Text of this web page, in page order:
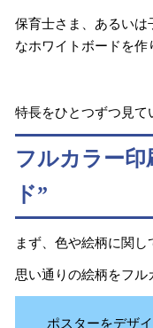
保育士さま、あるいは
なホワイトボードを作
特長をひとつずつ見て
フルカラー
ド”
まず、色や絵柄に関し
思い通りの絵柄をフル
ポスターをデザ